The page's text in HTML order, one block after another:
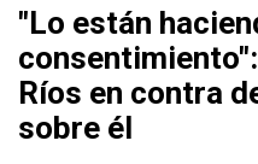
"Lo están
Ríos en contra
sobre él